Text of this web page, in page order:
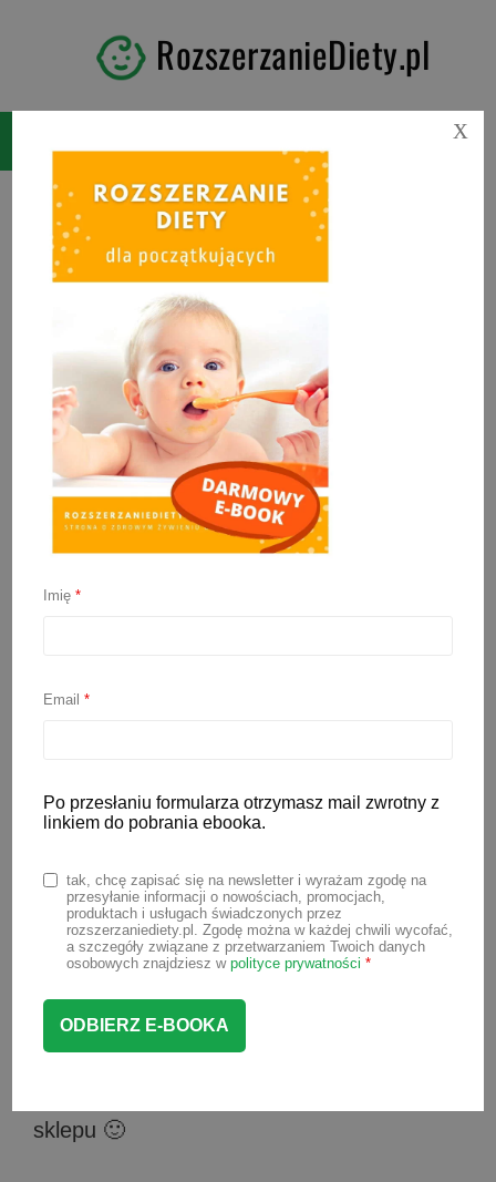
RozszerzanieDiety.pl
Serek homogenizowany
naturalny – zestawienie
21 czerwca 2022
znaleźć serki bez cukru? Owszem 🙂
którym znajdziesz tylko produkty
naturalne, bez cukru, zagęstników,
barwników i aromatów.Serek
homogenizowany naturalnymoże być
świetną przekąską lub dodatkiem do
posiłku, a połączony ze świeżymi
sklepu 🙂
Imię*
Email*
Po przesłaniu formularza otrzymasz mail zwrotny z
linkiem do pobrania ebooka.
tak, chcę zapisać się na newsletter i wyrażam zgodę na
przesyłanie informacji o nowościach, promocjach,
produktach i usługach świadczonych przez
rozszerzaniediety.pl. Zgodę można w każdej chwili wycofać,
a szczegóły związane z przetwarzaniem Twoich danych
osobowych znajdziesz w polityce prywatności *
X